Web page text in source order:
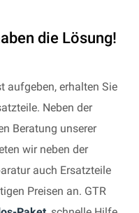
die Lösung!
aufgeben, erhalten Sie
Neben der
Beratung unserer
wir neben der
auch Ersatzteile
Preisen an. GTR